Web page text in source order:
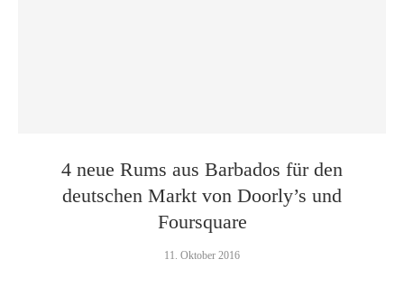
4 neue Rums aus Barbados für den
deutschen Markt von Doorly’s und
Foursquare
11. Oktober 2016